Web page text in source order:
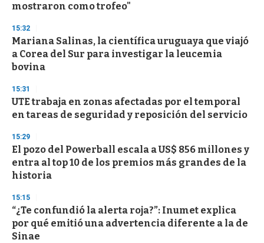
mostraron como trofeo"
15:32
Mariana Salinas, la científica uruguaya que viajó
a Corea del Sur para investigar la leucemia
bovina
15:31
UTE trabaja en zonas afectadas por el temporal
en tareas de seguridad y reposición del servicio
15:29
El pozo del Powerball escala a US$ 856 millones y
entra al top 10 de los premios más grandes de la
historia
15:15
“¿Te confundió la alerta roja?”: Inumet explica
por qué emitió una advertencia diferente a la de
Sinae